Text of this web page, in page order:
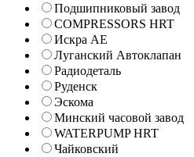
Подшипниковый завод
COMPRESSORS HRT
Искра АЕ
Луганский Автоклапан
Радиодеталь
Руденск
Эскома
Минский часовой завод
WATERPUMP HRT
Чайковский